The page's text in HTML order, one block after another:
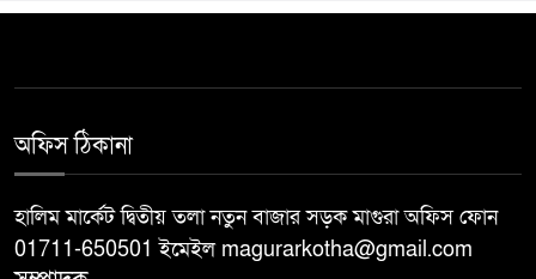
অফিস ঠিকানা
হালিম মার্কেট দ্বিতীয় তলা নতুন বাজার সড়ক মাগুরা অফিস ফোন
01711-650501 ইমেইল magurarkotha@gmail.com